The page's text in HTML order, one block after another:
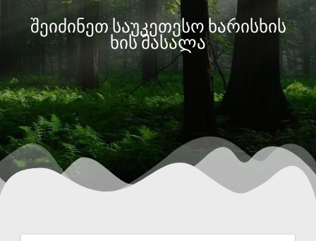
შეიძინეთ საუკეთესო ხარისხის
ხის მასალა